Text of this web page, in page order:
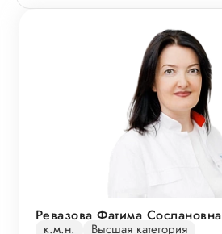
Ревазова Фатима Сослановна
к.м.н. Высшая категория